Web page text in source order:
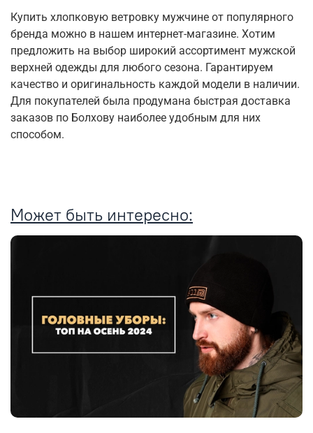
Купить хлопковую ветровку мужчине от популярного
бренда можно в нашем интернет-магазине. Хотим
предложить на выбор широкий ассортимент мужской
верхней одежды для любого сезона. Гарантируем
качество и оригинальность каждой модели в наличии.
Для покупателей была продумана быстрая доставка
заказов по Болхову наиболее удобным для них
способом.
Может быть интересно: